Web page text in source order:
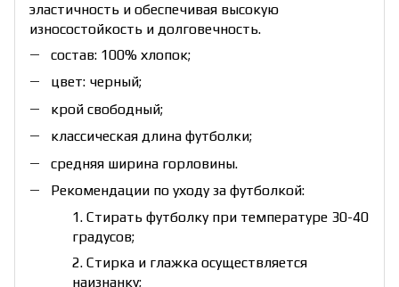
эластичность и обеспечивая высокую
износостойкость и долговечность.
состав: 100% хлопок;
цвет: черный;
крой свободный;
классическая длина футболки;
средняя ширина горловины.
Рекомендации по уходу за футболкой:
1. Стирать футболку при температуре 30-40
градусов;
2. Стирка и глажка осуществляется
наизнанку;